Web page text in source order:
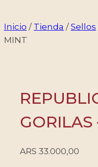
Inicio / Tienda / Sellos
MINT
GORILAS
ARS 33.000,00